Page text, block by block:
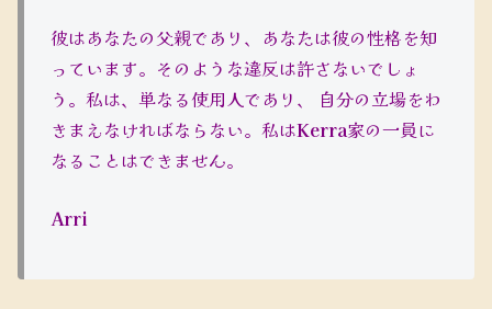
彼はあなたの父親であり、あなたは彼の性格を知
っています。そのような違反は許さないでしょ
う。私は、単なる使用人であり、 自分の立場をわ
きまえなければならない。私はKerra家の一員に
なることはできません。
Arri